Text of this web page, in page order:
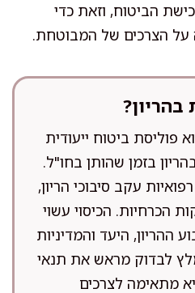
הביטוח, וזאת כדי
על הצרכים של המבוטחת.
בהריון?
פוליסת ביטוח ייעודית
בזמן שהותן בחו"ל.
עקב סיבוכי הריון,
הכרחיות. הכיסוי עשוי
היעד והמדיניות
לבדוק מראש את תנאי
מתאימה לצרכים